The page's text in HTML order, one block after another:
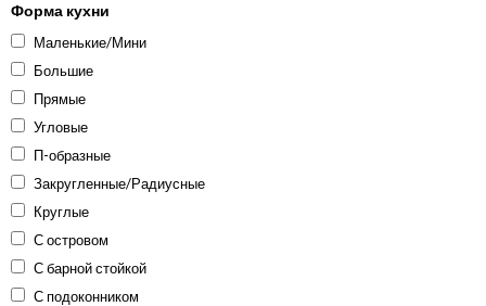
Форма кухни
Маленькие/Мини
Большие
Прямые
Угловые
П-образные
Закругленные/Радиусные
Круглые
С островом
С барной стойкой
С подоконником